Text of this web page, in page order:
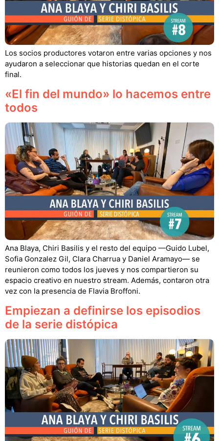
Los socios productores votaron entre varias opciones y nos
ayudaron a seleccionar que historias quedan en el corte
final.
«El fin del mundo» lo hacemos entre
todos
Ana Blaya, Chiri Basilis y el resto del equipo —Guido Lubel,
Sofia Gonzalez Gil, Clara Charrua y Daniel Aramayo— se
reunieron como todos los jueves y nos compartieron su
espacio creativo en nuestro stream. Además, contaron otra
vez con la presencia de Flavia Broffoni.
Empiezan a definirse los episodios
de la serie distópica